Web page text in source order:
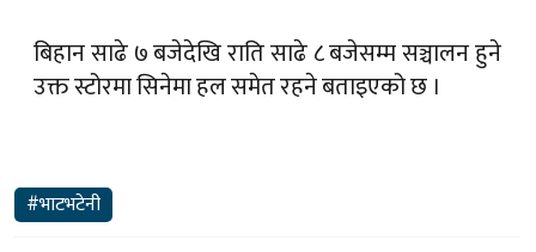
बिहान साढे ७ बजेदेखि राति साढे ८ बजेसम्म सञ्चालन हुने
उक्त स्टोरमा सिनेमा हल समेत रहने बताइएको छ ।
#भाटभटेनी